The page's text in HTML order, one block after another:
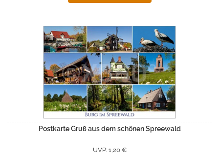
Postkarte Gruß aus dem schönen Spreewald
UVP: 1,20 €